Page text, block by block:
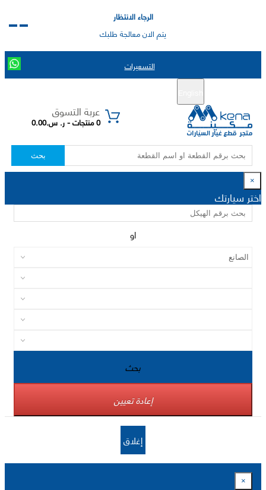
الرجاء الانتظار
يتم الان معالجة طلبك
التسعيرات
عربة التسوق
0 منتجات - ر. س.0.00
بحث
×
اختر سيارتك
او
بحث
إعادة تعيين
إغلاق
×